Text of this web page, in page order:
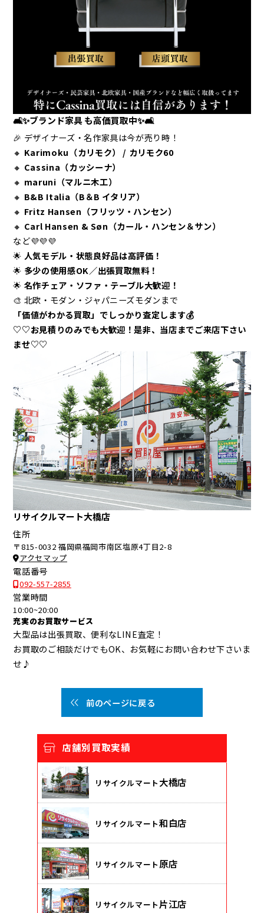
🛋️✨ブランド家具 も高価買取中✨🛋️
🎉 デザイナーズ・名作家具は今が売り時！
🔸 Karimoku（カリモク） / カリモク60
🔸 Cassina（カッシーナ）
🔸 maruni（マルニ木工）
🔸 B&B Italia（B＆B イタリア）
🔸 Fritz Hansen（フリッツ・ハンセン）
🔸 Carl Hansen & Søn（カール・ハンセン＆サン）
など💜💜💜
🌟 人気モデル・状態良好品は高評価！
🌟 多少の使用感OK／出張買取無料！
🌟 名作チェア・ソファ・テーブル大歓迎！
🎨 北欧・モダン・ジャパニーズモダンまで
「価値がわかる買取」でしっかり査定します💰
♡♡お見積りのみでも大歓迎！是非、当店までご来店下さい
ませ♡♡
リサイクルマート大橋店
住所
〒815-0032 福岡県福岡市南区塩原4丁目2-8
アクセマップ
電話番号
092-557-2855
営業時間
10:00~20:00
充実のお買取サービス
大型品は出張買取、便利なLINE査定！
お買取のご相談だけでもOK、お気軽にお問い合わせ下さいま
せ♪
前のページに戻る
店舗別買取実績
リサイクルマート 大橋店
リサイクルマート和白店
リサイクルマート 原店
リサイクルマート片江店